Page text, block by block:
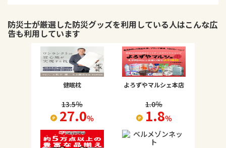
防災士が厳選した防災グッズを利用している人はこんな広
告も利用しています
健眠枕
13.5％
27.0％
よろずやマルシェ本店
1.0％
1.8％